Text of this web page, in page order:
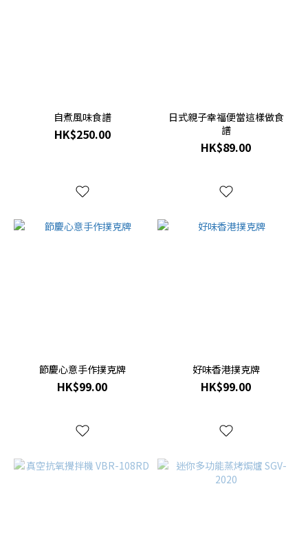
自煮風味食譜
HK$250.00
日式親子幸福便當這樣做食
譜
HK$89.00
節慶心意手作撲克牌
HK$99.00
好味香港撲克牌
HK$99.00